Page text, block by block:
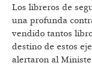
Los libreros de
una profunda
vendido tantos
destino de estos
alertaron al